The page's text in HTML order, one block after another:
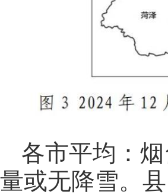
各市平均：
量或无降雪。